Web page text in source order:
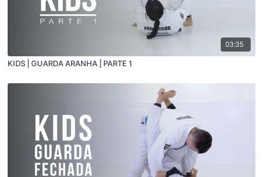
03:35
KIDS | GUARDA ARANHA | PARTE 1